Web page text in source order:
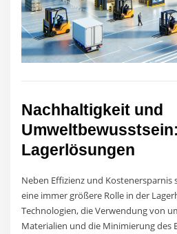
Nachhaltigkeit und
Lagerlösungen
Neben Effizienz und
eine immer größere Rolle in der
Technologien, die Verwendung von
Materialien und die Minimierung des